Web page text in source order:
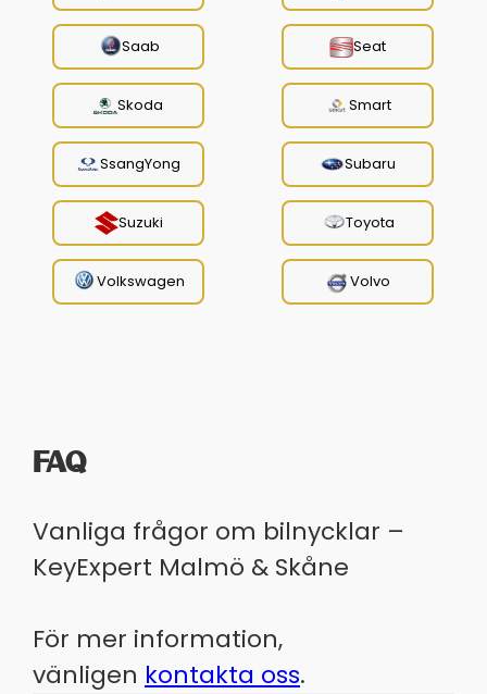
Saab Seat
Skoda Smart
SsangYong Subaru
Suzuki Toyota
Volkswagen Volvo
FAQ
Vanliga frågor om bilnycklar –
KeyExpert Malmö & Skåne
För mer information,
vänligen kontakta oss.